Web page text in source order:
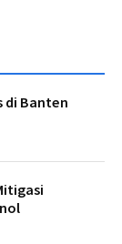
di Banten